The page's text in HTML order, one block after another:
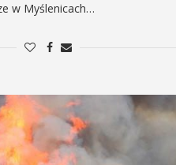
w Myślenicach…